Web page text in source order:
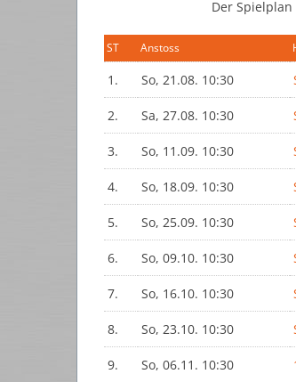
Der Spielplan
ST Anstoss
1. So, 21.08. 10:30
2. Sa, 27.08. 10:30
3. So, 11.09. 10:30
4. So, 18.09. 10:30
5. So, 25.09. 10:30
6. So, 09.10. 10:30
7. So, 16.10. 10:30
8. So, 23.10. 10:30
9. So, 06.11. 10:30